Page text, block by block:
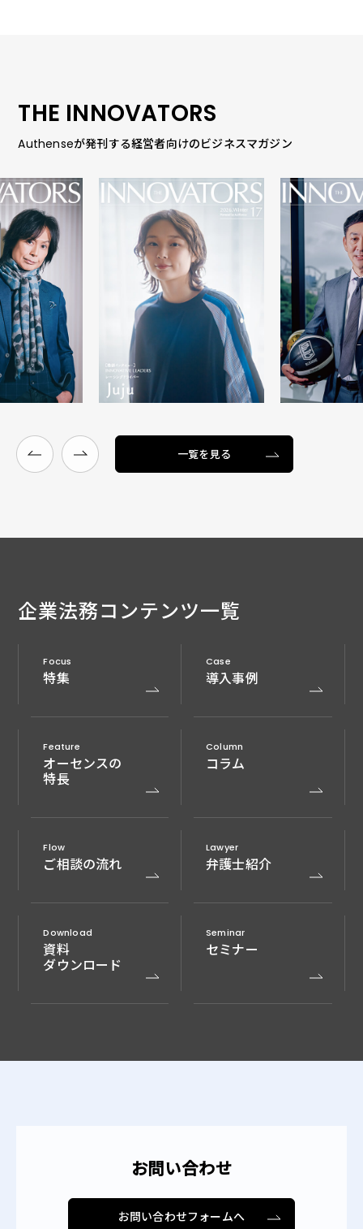
THE INNOVATORS
Authenseが発刊する経営者向けのビジネスマガジン
一覧を見る
企業法務コンテンツ一覧
Focus
特集
Case
導入事例
Feature
オーセンスの
特長
Column
コラム
Flow
ご相談の流れ
Lawyer
弁護士紹介
Download
資料
ダウンロード
Seminar
セミナー
お問い合わせ
お問い合わせフォームへ